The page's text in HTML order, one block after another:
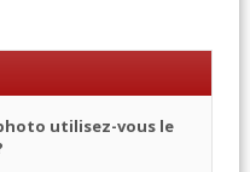
utilisez-vous le